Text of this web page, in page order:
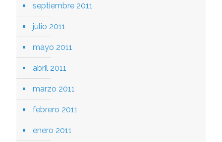
septiembre 2011
julio 2011
mayo 2011
abril 2011
marzo 2011
febrero 2011
enero 2011